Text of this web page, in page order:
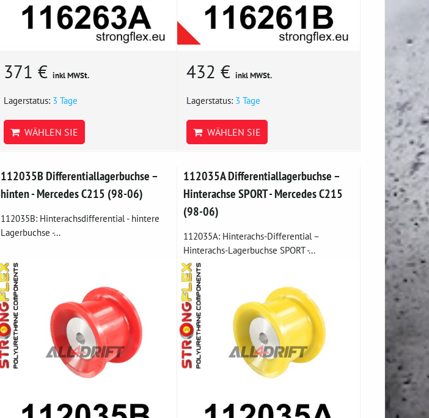
371 € inkl MWSt.
Lagerstatus: 3 Tage
WÄHLEN SIE
432 €inkl MWSt.
Lagerstatus: 3 Tage
WÄHLEN SIE
112035B Differentiallagerbuchse –
hinten - Mercedes C215 (98-06)
112035B: Hinterachsdifferential - hintere
Lagerbuchse -...
112035A Differentiallagerbuchse –
Hinterachse SPORT - Mercedes C215
(98-06)
112035A: Hinterachs-Differential –
Hinterachs-Lagerbuchse SPORT -...